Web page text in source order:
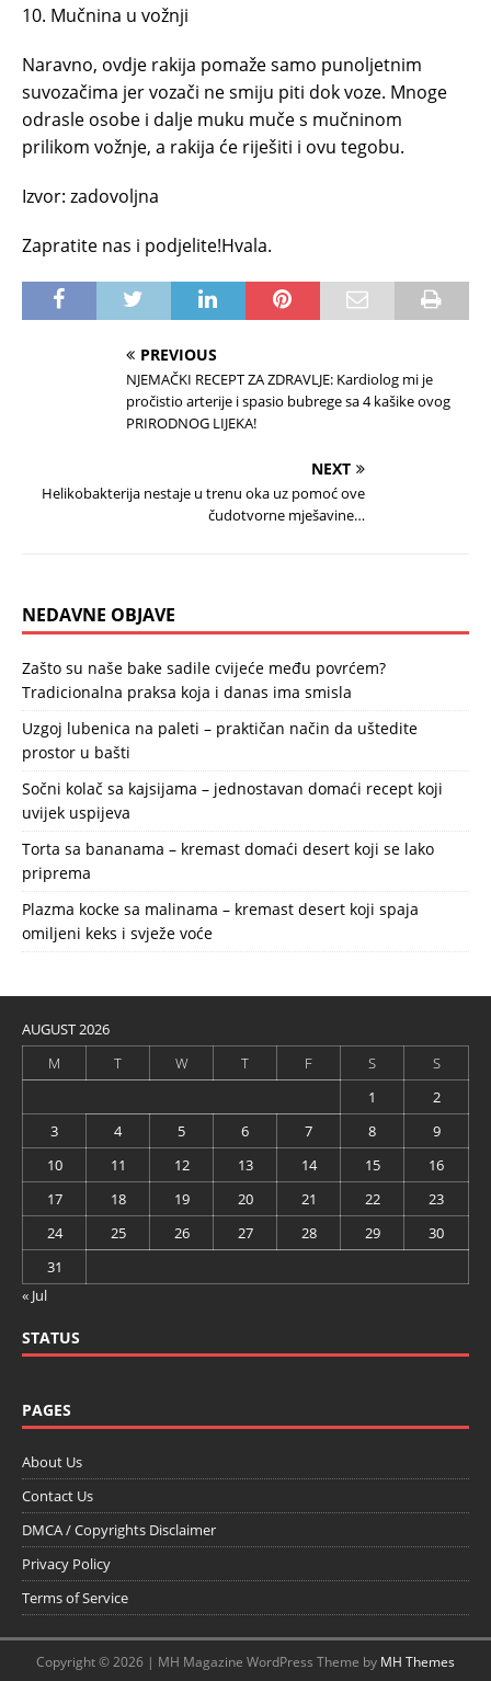
10. Mučnina u vožnji
Naravno, ovdje rakija pomaže samo punoljetnim
suvozačima jer vozači ne smiju piti dok voze. Mnoge
odrasle osobe i dalje muku muče s mučninom
prilikom vožnje, a rakija će riješiti i ovu tegobu.
Izvor: zadovoljna
Zapratite nas i podjelite!Hvala.
PREVIOUS
NJEMAČKI RECEPT ZA ZDRAVLJE: Kardiolog mi je
pročistio arterije i spasio bubrege sa 4 kašike ovog
PRIRODNOG LIJEKA!
NEXT
Helikobakterija nestaje u trenu oka uz pomoć ove
čudotvorne mješavine…
NEDAVNE OBJAVE
Zašto su naše bake sadile cvijeće među povrćem?
Tradicionalna praksa koja i danas ima smisla
Uzgoj lubenica na paleti – praktičan način da uštedite
prostor u bašti
Sočni kolač sa kajsijama – jednostavan domaći recept koji
uvijek uspijeva
Torta sa bananama – kremast domaći desert koji se lako
priprema
Plazma kocke sa malinama – kremast desert koji spaja
omiljeni keks i svježe voće
AUGUST 2026
M
T W T F S
S
1
2
3
4 5 6 7 8
9
10
11 12 13 14 15
16
17
18 19 20 21 22
23
24
25 26 27 28 29
30
31
« Jul
STATUS
PAGES
About Us
Contact Us
DMCA / Copyrights Disclaimer
Privacy Policy
Terms of Service
Copyright © 2026 | MH Magazine WordPress Theme by MH Themes